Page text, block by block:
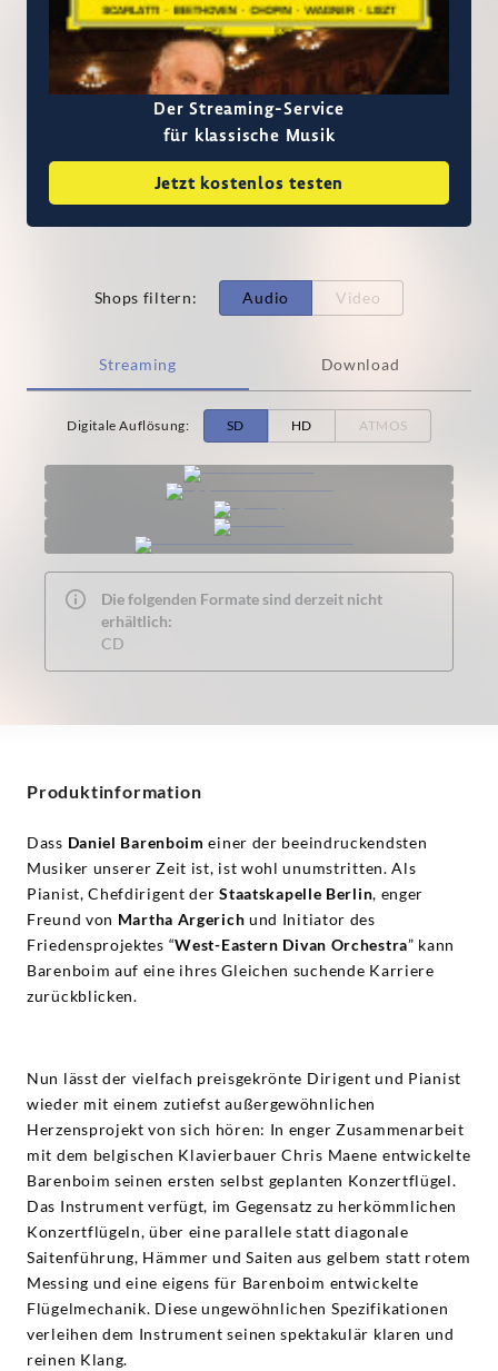
Der Streaming-Service
für klassische Musik
Jetzt kostenlos testen
Shops filtern: Audio Video
Streaming Download
Digitale Auflösung: SD HD ATMOS
Die folgenden Formate sind derzeit nicht
erhältlich:
CD
Produktinformation
Dass Daniel Barenboim einer der beeindruckendsten
Musiker unserer Zeit ist, ist wohl unumstritten. Als
Pianist, Chefdirigent derStaatskapelle Berlin, enger
Freund von Martha Argerich und Initiator des
Friedensprojektes “West-Eastern Divan Orchestra” kann
Barenboim auf eine ihres Gleichen suchende Karriere
zurückblicken.
Nun lässt der vielfach preisgekrönte Dirigent und Pianist
wieder mit einem zutiefst außergewöhnlichen
Herzensprojekt von sich hören: In enger Zusammenarbeit
mit dem belgischen Klavierbauer Chris Maene entwickelte
Barenboim seinen ersten selbst geplanten Konzertflügel.
Das Instrument verfügt, im Gegensatz zu herkömmlichen
Konzertflügeln, über eine parallele statt diagonale
Saitenführung, Hämmer und Saiten aus gelbem statt rotem
Messing und eine eigens für Barenboim entwickelte
Flügelmechanik. Diese ungewöhnlichen Spezifikationen
verleihen dem Instrument seinen spektakulär klaren und
reinen Klang.